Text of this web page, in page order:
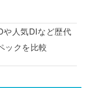
や人気DIなど歴代
ックを比較